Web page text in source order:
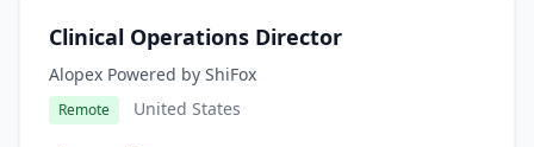
Clinical Operations Director
Alopex Powered by ShiFox
Remote United States